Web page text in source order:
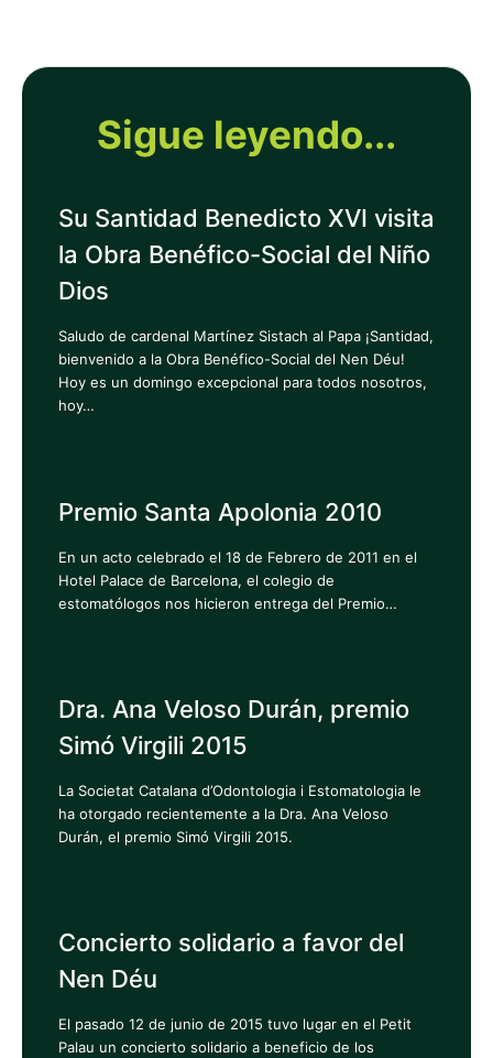
Sigue leyendo...
Su Santidad Benedicto XVI visita
la Obra Benéfico-Social del Niño
Dios
Saludo de cardenal Martínez Sistach al Papa ¡Santidad,
bienvenido a la Obra Benéfico-Social del Nen Déu!
Hoy es un domingo excepcional para todos nosotros,
hoy…
Premio Santa Apolonia 2010
En un acto celebrado el 18 de Febrero de 2011 en el
Hotel Palace de Barcelona, el colegio de
estomatólogos nos hicieron entrega del Premio…
Dra. Ana Veloso Durán, premio
Simó Virgili 2015
La Societat Catalana d’Odontologia i Estomatologia le
ha otorgado recientemente a la Dra. Ana Veloso
Durán, el premio Simó Virgili 2015.
Concierto solidario a favor del
Nen Déu
El pasado 12 de junio de 2015 tuvo lugar en el Petit
Palau un concierto solidario a beneficio de los